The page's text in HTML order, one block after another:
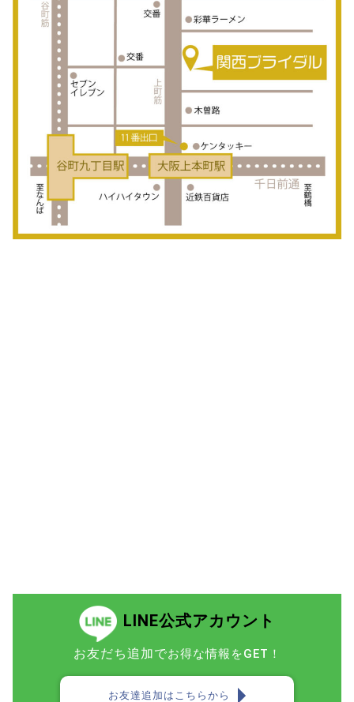
LINE公式アカウント
お友だち追加でお得な情報をGET！
お友達追加はこちらから